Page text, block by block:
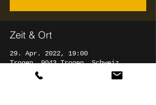
Zeit & Ort
29. Apr. 2022, 19:00
Trogen, 9043 Trogen, Schweiz